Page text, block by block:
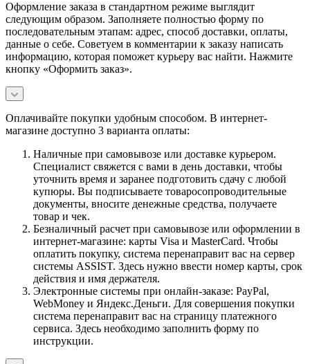
Оформление заказа в стандартном режиме выглядит
следующим образом. Заполняете полностью форму по
последовательным этапам: адрес, способ доставки, оплаты,
данные о себе. Советуем в комментарии к заказу написать
информацию, которая поможет курьеру вас найти. Нажмите
кнопку «Оформить заказ».
Оплачивайте покупки удобным способом. В интернет-
магазине доступно 3 варианта оплаты:
Наличные при самовывозе или доставке курьером.
Специалист свяжется с вами в день доставки, чтобы
уточнить время и заранее подготовить сдачу с любой
купюры. Вы подписываете товаросопроводительные
документы, вносите денежные средства, получаете
товар и чек.
Безналичный расчет при самовывозе или оформлении в
интернет-магазине: карты Visa и MasterCard. Чтобы
оплатить покупку, система перенаправит вас на сервер
системы ASSIST. Здесь нужно ввести номер карты, срок
действия и имя держателя.
Электронные системы при онлайн-заказе: PayPal,
WebMoney и Яндекс.Деньги. Для совершения покупки
система перенаправит вас на страницу платежного
сервиса. Здесь необходимо заполнить форму по
инструкции.